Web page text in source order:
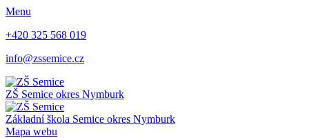
Menu
+420 325 568 019
info@zssemice.cz
ZŠ Semice okres Nymburk
Základní škola Semice okres Nymburk
Mapa webu